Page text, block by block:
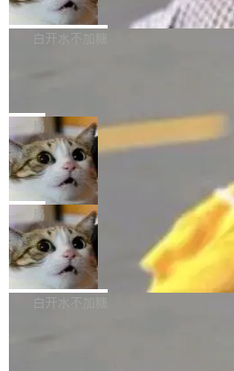
由软件情怀，而是一个跟 AI agent 直
技术判断。 两行 prompt 就能个性化
关开源项目的开发者，希望参加
ness 的内测，可以回复或私信联系我
Harness 负责把能力落到真实环境中
具、读写文件、管理上下文、处理错误
环。崔添翼招人的标...
开源
商汤科技宣布面向社区开源轻量级统一
型的预览版本 SenseNova U1.5-Lite-
理解、推理、生成与编辑，还仅以 8B-
量大小，将能力推进到4K、更精细的真
更复杂的视觉控制和可持续迭代编辑。
1，U1.5-Lite-Preview 在以下方向上带
提升： 原生支持4K图像生成； 更精细
理、细节与真实世界质感； 更准确的
生成与复杂版式组织； 更稳定的图...
白开水不加糖
nap。这次是 hwctl——一个用来检查
硬件认证状态的命令行工具。
Alan Griffiths 在邮件列表中说得很直白
tl 是一个 Ubuntu 专有的包，它和它的
是 Ubuntu 专有的，不会用在其他发行
所以 deb 版本的受众实际上为零。既
untu 用户在用，那用 snap 打包就没什
的。 从 deb 到 snap 的迁移路径 hwctl
hwlib 硬件 API 库的一部分，命令行工
局
Dario Amodei 担心新人来
只为金钱，不为使命
顶级 AI 研究员在两家公司之间来回跳
隔了几天。 Lilian Weng 上周刚宣布因
离开 Thinking Machines Lab，说自己
创始人的角色「太累了」。几天后，
ation 就曝出她将重回 OpenAI，负责
改进方向的研究。她是 Thinking
局
FFmpeg 9.0 发布
FFmpeg 9.0 现已发布，包含多项改进
新日志列出的 9.0 版本主要更新内容如
白开水不加糖